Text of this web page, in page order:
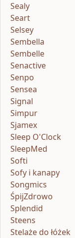
Sealy
Seart
Selsey
Sembella
Sembelle
Senactive
Senpo
Sensea
Signal
Simpur
Sjamex
Sleep O'Clock
SleepMed
Softi
Sofy i kanapy
Songmics
ŚpijZdrowo
Splendid
Steens
Stelaże do łóżek